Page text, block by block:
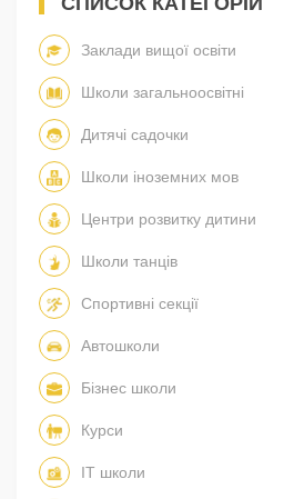
Заклади вищої освіти
Школи загальноосвітні
Дитячі садочки
Школи іноземних мов
Центри розвитку дитини
Школи танців
Спортивні секції
Автошколи
Бізнес школи
Курси
IT школи